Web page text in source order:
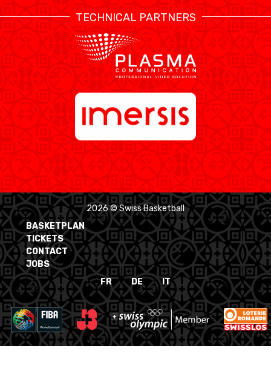
TECHNICAL PARTNERS
2026 © Swiss Basketball
BASKETPLAN
TICKETS
CONTACT
JOBS
FR
DE IT